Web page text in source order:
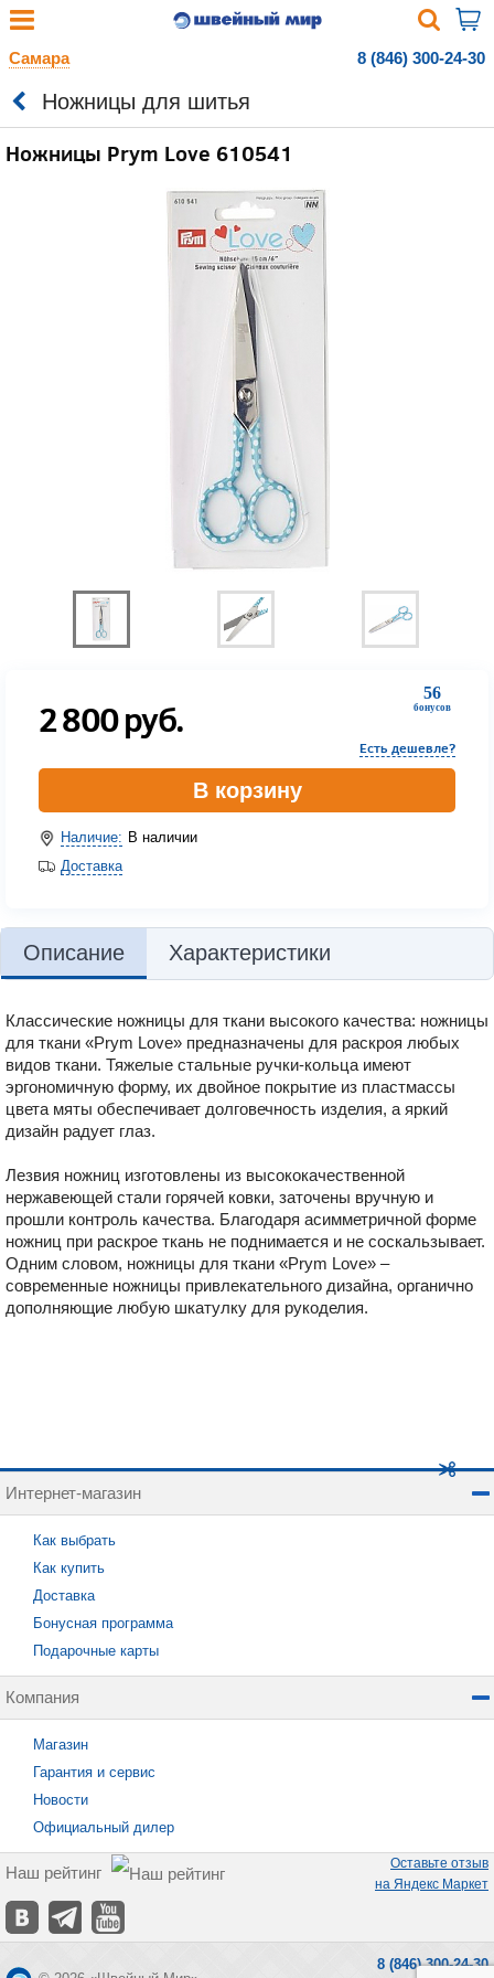
Самара 8 (846) 300-24-30
Ножницы для шитья
Ножницы Prym Love 610541
56
бонусов
2 800руб.
Есть дешевле?
В корзину
Наличие: В наличии
Доставка
Описание Характеристики
Классические ножницы для ткани высокого качества: ножницы
для ткани «Prym Love» предназначены для раскроя любых
видов ткани. Тяжелые стальные ручки-кольца имеют
эргономичную форму, их двойное покрытие из пластмассы
цвета мяты обеспечивает долговечность изделия, а яркий
дизайн радует глаз.
Лезвия ножниц изготовлены из высококачественной
нержавеющей стали горячей ковки, заточены вручную и
прошли контроль качества. Благодаря асимметричной форме
ножниц при раскрое ткань не поднимается и не соскальзывает.
Одним словом, ножницы для ткани «Prym Love» –
современные ножницы привлекательного дизайна, органично
дополняющие любую шкатулку для рукоделия.
Интернет-магазин
Как выбрать
Как купить
Доставка
Бонусная программа
Подарочные карты
Компания
Магазин
Гарантия и сервис
Новости
Официальный дилер
Наш рейтинг
Оставьте отзыв
на Яндекс Маркет
8 (846) 300-24-30